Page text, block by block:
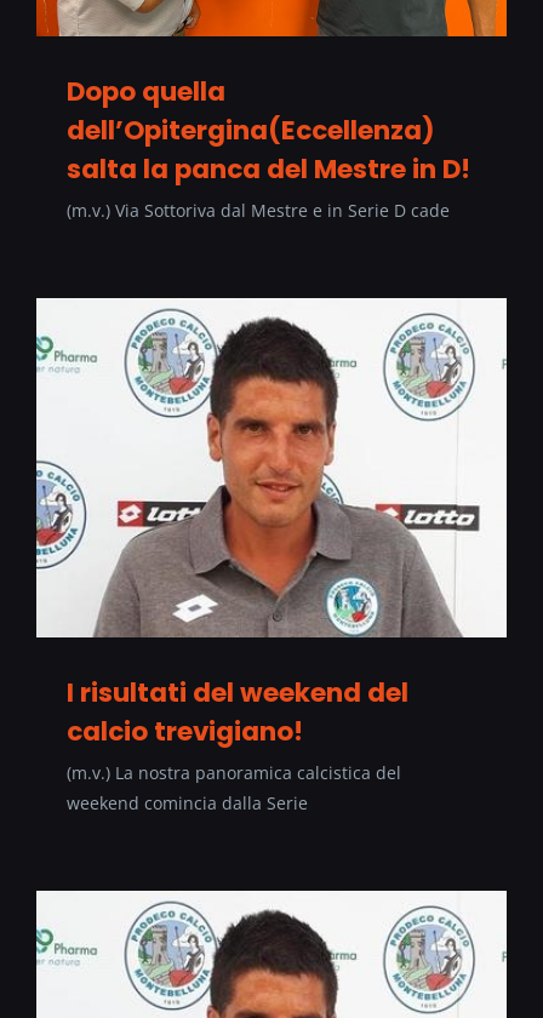
Dopo quella
dell’Opitergina(Eccellenza)
salta la panca del Mestre in D!
(m.v.) Via Sottoriva dal Mestre e in Serie D cade
I risultati del weekend del
calcio trevigiano!
(m.v.) La nostra panoramica calcistica del
weekend comincia dalla Serie